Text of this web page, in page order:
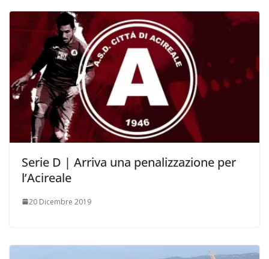
Serie D | Arriva una penalizzazione per
l’Acireale
20 Dicembre 2019